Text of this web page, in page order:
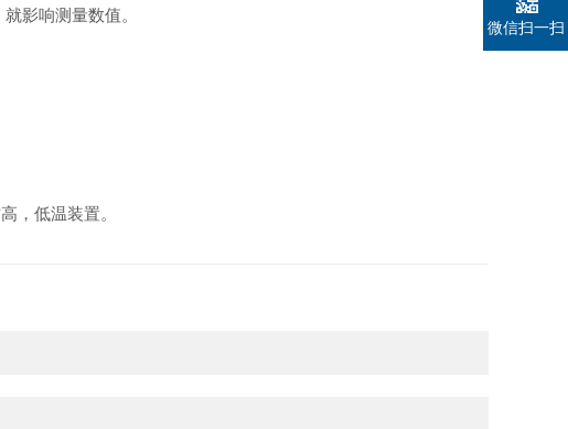
影响测量数值。
，低温装置。
微信扫一扫